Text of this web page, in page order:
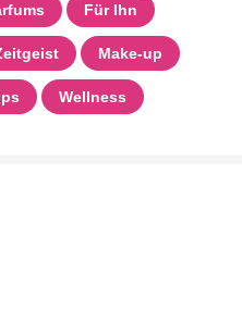
Für Ihn
Make-up
Wellness